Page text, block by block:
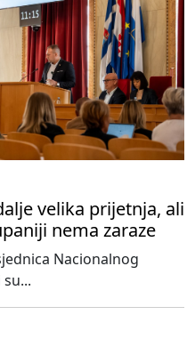
velika prijetnja, ali
nema zaraze
Nacionalnog